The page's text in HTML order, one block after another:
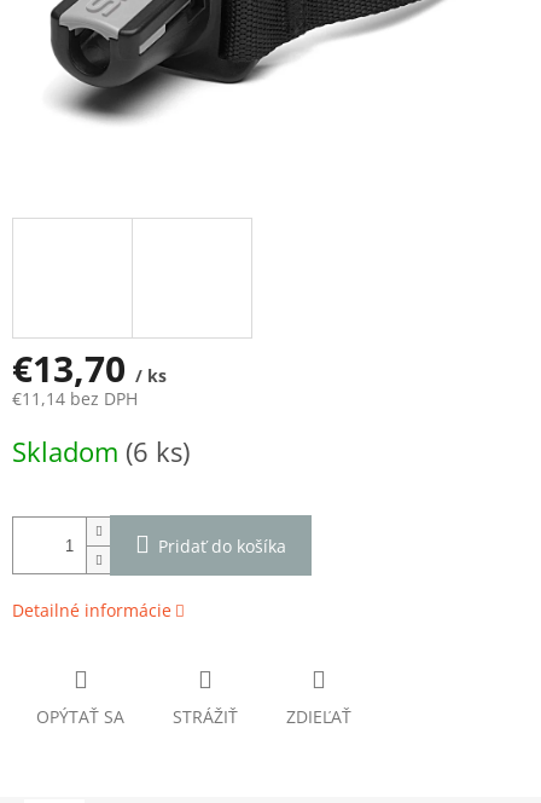
€13,70 / ks
€11,14 bez DPH
cena:
Skladom (6 ks)
Pridať do košíka
Detailné informácie
OPÝTAŤ SA STRÁŽIŤ ZDIEĽAŤ